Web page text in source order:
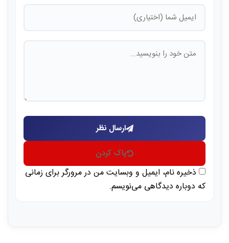
ارسال نظر
پاک کردن
ذخیره نام، ایمیل و وبسایت من در مرورگر برای زمانی
که دوباره دیدگاهی می‌نویسم.